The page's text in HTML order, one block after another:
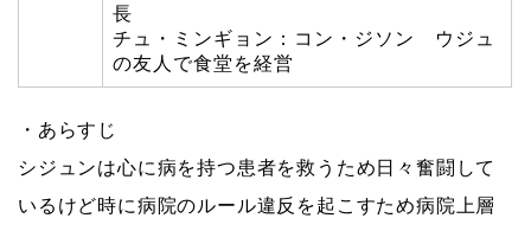
長
チュ・ミンギョン：コン・ジソン ウジュ
の友人で食堂を経営
・あらすじ
シジュンは心に病を持つ患者を救うため日々奮闘して
いるけど時に病院のルール違反を起こすため病院上層